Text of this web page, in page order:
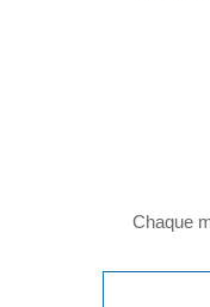
Chaque